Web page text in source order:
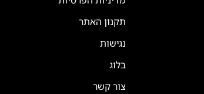
תקנון האתר
נגישות
בלוג
צור קשר